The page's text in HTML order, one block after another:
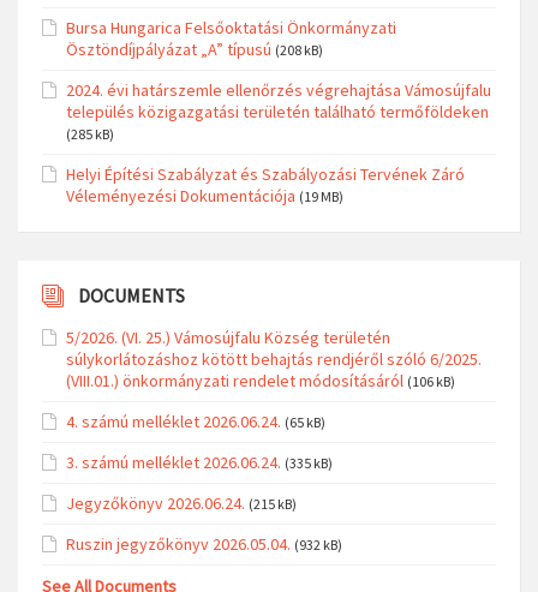
Bursa Hungarica Felsőoktatási Önkormányzati
Ösztöndíjpályázat „A” típusú (208 kB)
2024. évi határszemle ellenőrzés végrehajtása Vámosújfalu
település közigazgatási területén található termőföldeken
(285 kB)
Helyi Építési Szabályzat és Szabályozási Tervének Záró
Véleményezési Dokumentációja (19 MB)
DOCUMENTS
5/2026. (VI. 25.) Vámosújfalu Község területén
súlykorlátozáshoz kötött behajtás rendjéről szóló 6/2025.
(VIII.01.) önkormányzati rendelet módosításáról (106 kB)
4. számú melléklet 2026.06.24. (65 kB)
3. számú melléklet 2026.06.24. (335 kB)
Jegyzőkönyv 2026.06.24. (215 kB)
Ruszin jegyzőkönyv 2026.05.04. (932 kB)
See All Documents